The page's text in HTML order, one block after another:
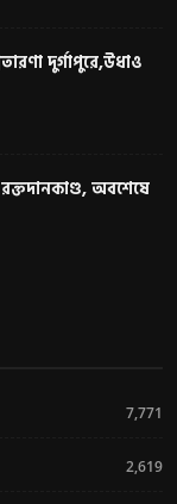
দুর্গাপুরে,উধাও
রক্তদানকাণ্ড, অবশেষে
7,771
2,619